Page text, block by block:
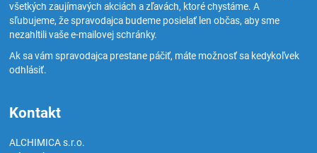
všetkých zaujímavých akciách a zľavách, ktoré chystáme. A
sľubujeme, že spravodajca budeme posielať len občas, aby sme
nezahltili vaše e-mailovej schránky.
Ak sa vám spravodajca prestane páčiť, máte možnosť sa kedykoľvek
odhlásiť.
Kontakt
ALCHIMICA s.r.o.